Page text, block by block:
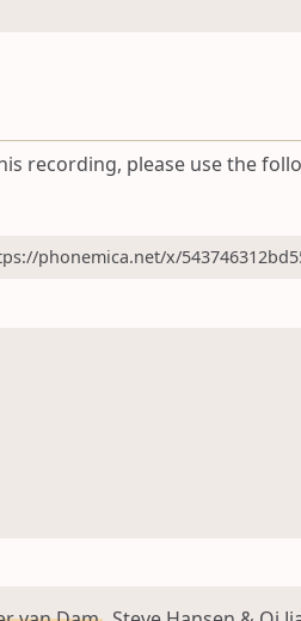
recording, please use the
phonemica.net/x/